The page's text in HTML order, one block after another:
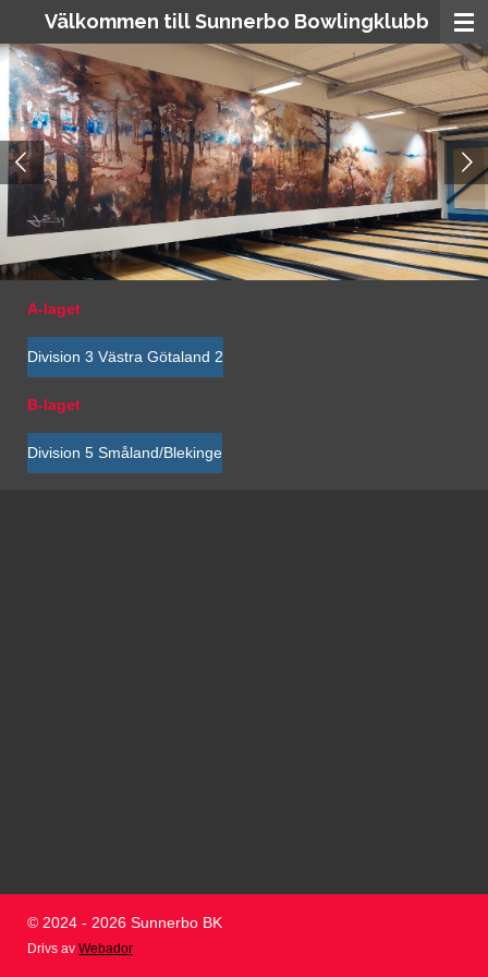
Hoppa
till
huvudinnehållet
Välkommen till Sunnerbo Bowlingklubb
A-laget
Division 3 Västra Götaland 2
B-laget
Division 5 Småland/Blekinge
© 2024 - 2026 Sunnerbo BK
Drivs av Webador